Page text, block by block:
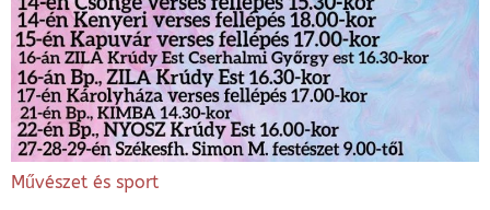
Művészet és sport